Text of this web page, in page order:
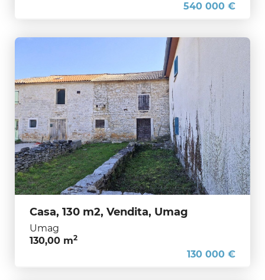
540 000 €
Casa, 130 m2, Vendita, Umag
Umag
130,00 m2
130 000 €